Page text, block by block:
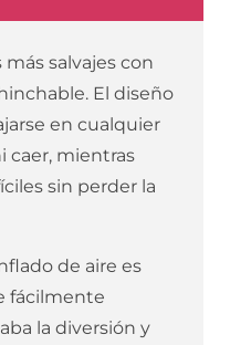
salvajes con
El diseño
en cualquier
caer, mientras
sin perder la
de aire es
fácilmente
la diversión y